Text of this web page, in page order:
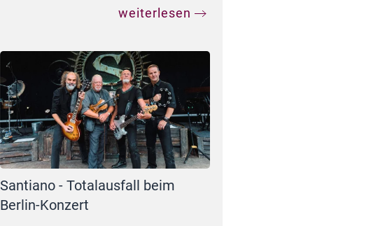
weiterlesen
Santiano - Totalausfall beim
Berlin-Konzert